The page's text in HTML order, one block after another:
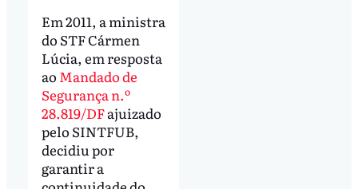
Em 2011, a ministra
do STF Cármen
Lúcia, em resposta
ao Mandado de
Segurança n.º
28.819/DFajuizado
pelo SINTFUB,
decidiu por
garantir a